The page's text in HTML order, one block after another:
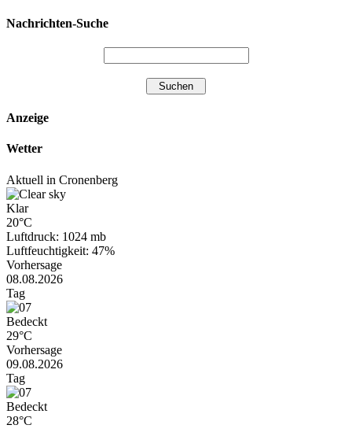
Nachrichten-Suche
Anzeige
Wetter
Aktuell in Cronenberg
Klar
20°C
Luftdruck: 1024 mb
Luftfeuchtigkeit: 47%
Vorhersage
08.08.2026
Tag
Bedeckt
29°C
Vorhersage
09.08.2026
Tag
Bedeckt
28°C